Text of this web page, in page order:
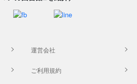
運営会社
ご利用規約